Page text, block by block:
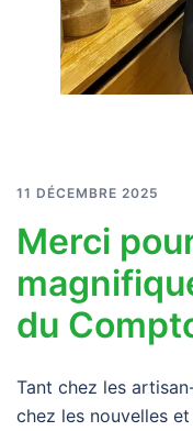
11 DÉCEMBRE 2025
Merci
du
Tant chez les
chez les nouvelles